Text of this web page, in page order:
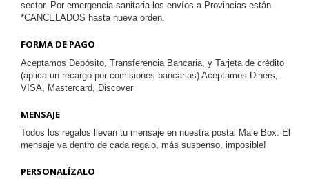
sector. Por emergencia sanitaria los envíos a Provincias están
*CANCELADOS hasta nueva orden.
FORMA DE PAGO
Aceptamos Depósito, Transferencia Bancaria, y Tarjeta de crédito
(aplica un recargo por comisiones bancarias) Aceptamos Diners,
VISA, Mastercard, Discover
MENSAJE
Todos los regalos llevan tu mensaje en nuestra postal Male Box. El
mensaje va dentro de cada regalo, más suspenso, imposible!
PERSONALÍZALO